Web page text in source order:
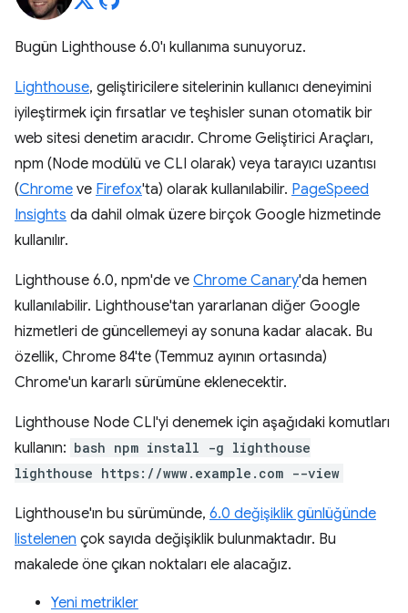
Bugün Lighthouse 6.0'ı kullanıma sunuyoruz.
Lighthouse, geliştiricilere sitelerinin kullanıcı deneyimini
iyileştirmek için fırsatlar ve teşhisler sunan otomatik bir
web sitesi denetim aracıdır. Chrome Geliştirici Araçları,
npm (Node modülü ve CLI olarak) veya tarayıcı uzantısı
(Chrome ve Firefox'ta) olarak kullanılabilir. PageSpeed
Insights da dahil olmak üzere birçok Google hizmetinde
kullanılır.
Lighthouse 6.0, npm'de ve Chrome Canary'da hemen
kullanılabilir. Lighthouse'tan yararlanan diğer Google
hizmetleri de güncellemeyi ay sonuna kadar alacak. Bu
özellik, Chrome 84'te (Temmuz ayının ortasında)
Chrome'un kararlı sürümüne eklenecektir.
Lighthouse Node CLI'yi denemek için aşağıdaki komutları
kullanın: bash npm install -g lighthouse
lighthouse https://www.example.com --view
Lighthouse'ın bu sürümünde, 6.0 değişiklik günlüğünde
listelenen çok sayıda değişiklik bulunmaktadır. Bu
makalede öne çıkan noktaları ele alacağız.
Yeni metrikler